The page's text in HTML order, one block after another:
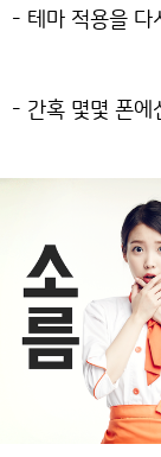
- 테마 적용을 다
- 간혹 몇몇 폰에